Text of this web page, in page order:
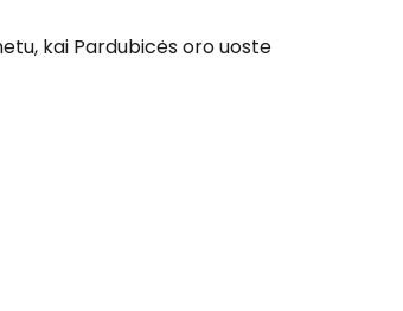
kai Pardubicės oro uoste